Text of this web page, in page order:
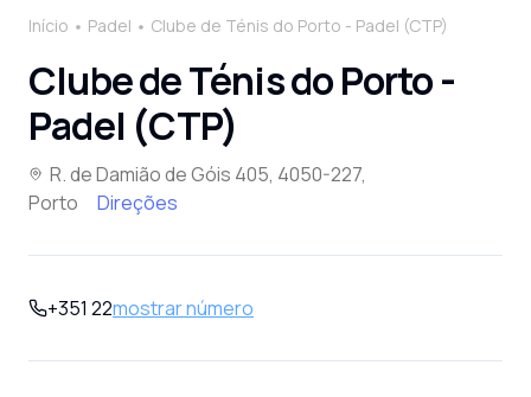
Início Padel Clube de Ténis do Porto - Padel (CTP)
Clube de Ténis do Porto -
Padel (CTP)
R. de Damião de Góis 405, 4050-227,
Porto
Direções
+351 22mostrar número